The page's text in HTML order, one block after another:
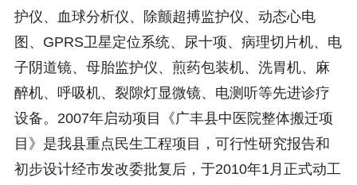
护仪、血球分析仪、除颤超搏监护仪、动态心电
图、GPRS卫星定位系统、尿十项、病理切片机、电
子阴道镜、母胎监护仪、煎药包装机、洗胃机、麻
醉机、呼吸机、裂隙灯显微镜、电测听等先进诊疗
设备。2007年启动项目《广丰县中医院整体搬迁项
目》是我县重点民生工程项目，可行性研究报告和
初步设计经市发改委批复后，于2010年1月正式动工